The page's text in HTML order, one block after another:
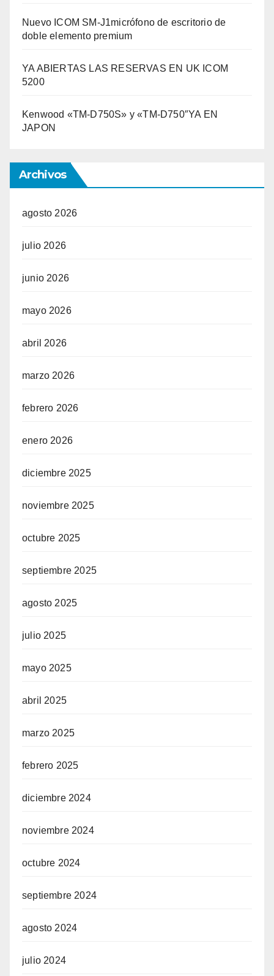
Nuevo ICOM SM-J1micrófono de escritorio de
doble elemento premium
YA ABIERTAS LAS RESERVAS EN UK ICOM
5200
Kenwood «TM-D750S» y «TM-D750″YA EN
JAPON
Archivos
agosto 2026
julio 2026
junio 2026
mayo 2026
abril 2026
marzo 2026
febrero 2026
enero 2026
diciembre 2025
noviembre 2025
octubre 2025
septiembre 2025
agosto 2025
julio 2025
mayo 2025
abril 2025
marzo 2025
febrero 2025
diciembre 2024
noviembre 2024
octubre 2024
septiembre 2024
agosto 2024
julio 2024